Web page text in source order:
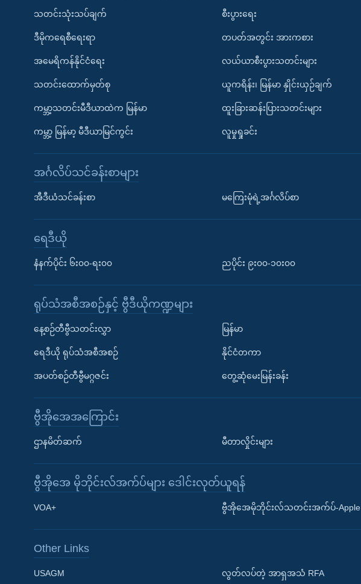
Learning English
သတင်းသုံးသပ်ချက်
ဒီမိုကရေစီရေးရာ
အမေရိကန်နိုင်ငံရေး
သတင်းထောက်မှတ်စု
ကမ္ဘာ့သတင်းမီဒီယာထဲက မြန်မာ
ကမ္ဘာ့ မြန်မာ့ မီဒီယာမြင်ကွင်း
စီးပွားရေး
တပတ်အတွင်း အားကစား
လယ်ယာစီးပွားသတင်းများ
ယူကရိန်း၊ မြန်မာ နှိုင်းယှဉ်ချက်
ထူးခြားဆန်းပြားသတင်းများ
လူမှုရှုခင်း
အင်္ဂလိပ်သင်ခန်းစာများ
အီဒီယံသင်ခန်းစာ မကြေးမုံရဲ့အင်္ဂလိပ်စာ
ရေဒီယို
နံနက်ပိုင်း ၆း၀၀-ရး၀၀ ညပိုင်း ၉း၀၀-၁၀း၀၀
ရုပ်သံအစီအစဉ်နှင့် ဗွီဒီယိုကဏ္ဍများ
နေ့စဉ်တီဗွီသတင်းလွှာ
ရေဒီယို ရုပ်သံအစီအစဉ်
အပတ်စဉ်တီဗွီမဂ္ဂဇင်း
မြန်မာ
နိုင်ငံတကာ
တွေ့ဆုံမေးမြန်းခန်း
ဗွီအိုအေအကြောင်း
ဌာနမိတ်ဆက် မီတာလှိုင်းများ
ဗွီအိုအေ မိုဘိုင်းလ်အက်ပ်များ ဒေါင်းလုတ်ယူရန်
VOA+ ဗွီအိုအေမိုဘိုင်းလ်သတင်းအက်ပ်-Apple
Other Links
USAGM လွတ်လပ်တဲ့ အာရှအသံ RFA